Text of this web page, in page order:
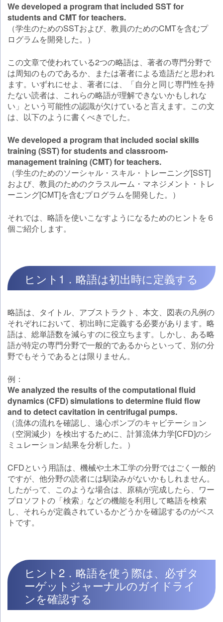
We developed a program that included SST for
students and CMT for teachers.
（学生のためのSSTおよび、教員のためのCMTを含むプ
ログラムを開発した。）
この文章で使われている2つの略語は、著者の専門分野で
は周知のものであるか、または著者による造語だと思われ
ます。いずれにせよ、著者には、「自分と同じ専門性を持
たない読者は、これらの略語が理解できないかもしれな
い」という可能性の認識が欠けていると言えます。この文
は、以下のように書くべきでした。
We developed a program that included social skills
training (SST) for students and classroom-
management training (CMT) for teachers.
（学生のためのソーシャル・スキル・トレーニング[SST]
および、教員のためのクラスルーム・マネジメント・トレ
ーニング[CMT]を含むプログラムを開発した。）
それでは、略語を使いこなすようになるためのヒントを６
個ご紹介します。
ヒント1．略語は初出時に定義する
略語は、タイトル、アブストラクト、本文、図表の凡例の
それぞれにおいて、初出時に定義する必要があります。略
語は、総単語数を減らすのに役立ちます。しかし、ある略
語が特定の専門分野で一般的であるからといって、別の分
野でもそうであるとは限りません。
例：
We analyzed the results of the computational fluid
dynamics (CFD) simulations to determine fluid flow
and to detect cavitation in centrifugal pumps.
（流体の流れを確認し、遠心ポンプのキャビテーション
（空洞減少）を検出するために、計算流体力学[CFD]のシ
ミュレーション結果を分析した。）
CFDという用語は、機械や土木工学の分野ではごく一般的
ですが、他分野の読者には馴染みがないかもしれません。
したがって、このような場合は、原稿が完成したら、ワー
プロソフトの「検索」などの機能を利用して略語を検索
し、それらが定義されているかどうかを確認するのがベス
トです。
ヒント2．略語を使う際は、必ずタ
ーゲットジャーナルのガイドライ
ンを確認する